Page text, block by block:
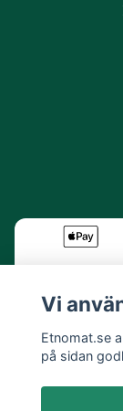
Vi
Etnomat.se
på sidan